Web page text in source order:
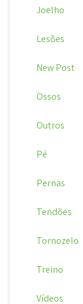
Joelho
Lesões
New Post
Ossos
Outros
Pé
Pernas
Tendões
Tornozelo
Treino
Vídeos